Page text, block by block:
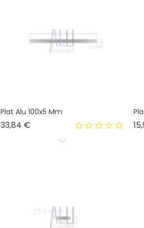
Plat Alu 100x5 Mm
33,84 €Prix